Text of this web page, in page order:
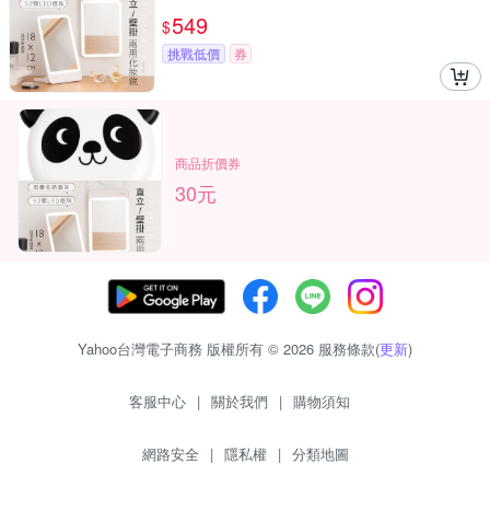
$549
挑戰低價 券
商品折價券
30元
Yahoo台灣電子商務 版權所有 © 2026 服務條款(更新)
客服中心 | 關於我們 | 購物須知
網路安全 | 隱私權 | 分類地圖